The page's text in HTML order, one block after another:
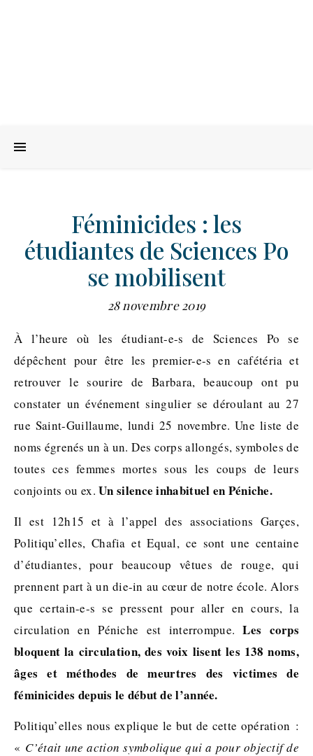
Féminicides : les
étudiantes de Sciences Po
se mobilisent
28 novembre 2019
À l’heure où les étudiant-e-s de Sciences Po se
dépêchent pour être les premier-e-s en cafétéria et
retrouver le sourire de Barbara, beaucoup ont pu
constater un événement singulier se déroulant au 27
rue Saint-Guillaume, lundi 25 novembre. Une liste de
noms égrenés un à un. Des corps allongés, symboles de
toutes ces femmes mortes sous les coups de leurs
conjoints ou ex.Un silence inhabituel en Péniche.
Il est 12h15 et à l’appel des associations Garçes,
Politiqu’elles, Chafia et Equal, ce sont une centaine
d’étudiantes, pour beaucoup vêtues de rouge, qui
prennent part à un die-in au cœur de notre école. Alors
que certain-e-s se pressent pour aller en cours, la
circulation en Péniche est interrompue.Les corps
bloquent la circulation, des voix lisent les 138 noms,
âges et méthodes de meurtres des victimes de
féminicides depuis le début de l’année.
Politiqu’elles nous explique le but de cette opération :
« C’était une action symbolique qui a pour objectif de